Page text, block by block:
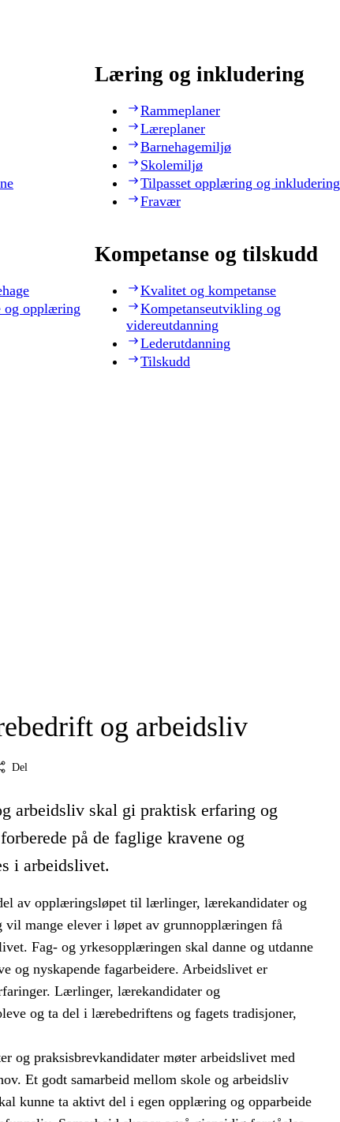
Læring og inkludering
Rammeplaner
Læreplaner
Barnehagemiljø
Skolemiljø
Tilpasset opplæring og inkludering
Fravær
og opplæring
Kompetanse og tilskudd
Kvalitet og kompetanse
Kompetanseutvikling og
videreutdanning
Lederutdanning
Tilskudd
og arbeidsliv
Del
arbeidsliv skal gi praktisk erfaring og
på de faglige kravene og
i arbeidslivet.
av opplæringsløpet til lærlinger, lærekandidater og
vil mange elever i løpet av grunnopplæringen få
Fag- og yrkesopplæringen skal danne og utdanne
og nyskapende fagarbeidere. Arbeidslivet er
Lærlinger, lærekandidater og
og ta del i lærebedriftens og fagets tradisjoner,
og praksisbrevkandidater møter arbeidslivet med
Et godt samarbeid mellom skole og arbeidsliv
kunne ta aktivt del i egen opplæring og opparbeide